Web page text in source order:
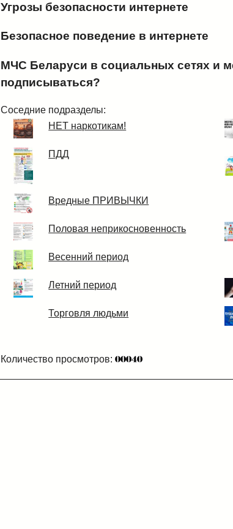
Угрозы безопасности интернете
Безопасное поведение в интернете
МЧС Беларуси в социальных сетях и
подписываться?
Соседние подразделы:
НЕТ наркотикам!
ПДД
Вредные ПРИВЫЧКИ
Половая неприкосновенность
Весенний период
Летний период
Торговля людьми
Количество просмотров: